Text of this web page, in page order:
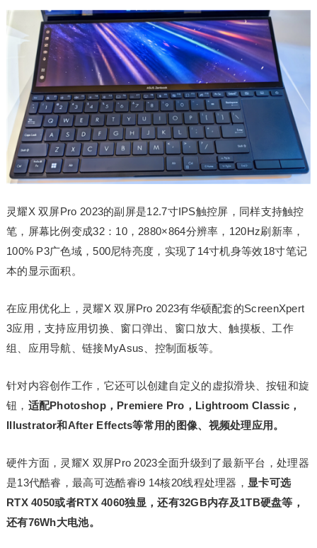
灵耀X 双屏Pro 2023的副屏是12.7寸IPS触控屏，同样支持触控
笔，屏幕比例变成32：10，2880×864分辨率，120Hz刷新率，
100% P3广色域，500尼特亮度，实现了14寸机身等效18寸笔记
本的显示面积。
在应用优化上，灵耀X 双屏Pro 2023有华硕配套的ScreenXpert
3应用，支持应用切换、窗口弹出、窗口放大、触摸板、工作
组、应用导航、链接MyAsus、控制面板等。
针对内容创作工作，它还可以创建自定义的虚拟滑块、按钮和旋
钮， 适配Photoshop，Premiere Pro，Lightroom Classic，
Illustrator和After Effects等常用的图像、视频处理应用。
硬件方面，灵耀X 双屏Pro 2023全面升级到了最新平台，处理器
是13代酷睿，最高可选酷睿i9 14核20线程处理器， 显卡可选
RTX 4050或者RTX 4060独显，还有32GB内存及1TB硬盘等，
还有76Wh大电池。